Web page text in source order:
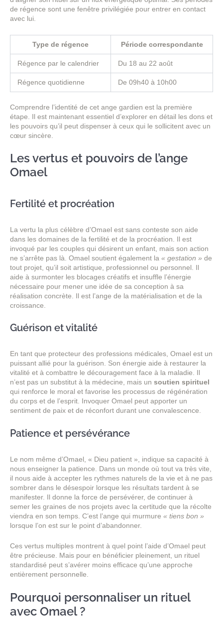
de régence sont une fenêtre privilégiée pour entrer en contact
avec lui.
Type de régence Période correspondante
Régence par le calendrier Du 18 au 22 août
Régence quotidienne De 09h40 à 10h00
Comprendre l’identité de cet ange gardien est la première
étape. Il est maintenant essentiel d’explorer en détail les dons et
les pouvoirs qu’il peut dispenser à ceux qui le sollicitent avec un
cœur sincère.
Les vertus et pouvoirs de l’ange
Omael
Fertilité et procréation
La vertu la plus célèbre d’Omael est sans conteste son aide
dans les domaines de la fertilité et de la procréation. Il est
invoqué par les couples qui désirent un enfant, mais son action
ne s’arrête pas là. Omael soutient également la « gestation » de
tout projet, qu’il soit artistique, professionnel ou personnel. Il
aide à surmonter les blocages créatifs et insuffle l’énergie
nécessaire pour mener une idée de sa conception à sa
réalisation concrète. Il est l’ange de la matérialisation et de la
croissance.
Guérison et vitalité
En tant que protecteur des professions médicales, Omael est un
puissant allié pour la guérison. Son énergie aide à restaurer la
vitalité et à combattre le découragement face à la maladie. Il
n’est pas un substitut à la médecine, mais un soutien spirituel
qui renforce le moral et favorise les processus de régénération
du corps et de l’esprit. Invoquer Omael peut apporter un
sentiment de paix et de réconfort durant une convalescence.
Patience et persévérance
Le nom même d’Omael, « Dieu patient », indique sa capacité à
nous enseigner la patience. Dans un monde où tout va très vite,
il nous aide à accepter les rythmes naturels de la vie et à ne pas
sombrer dans le désespoir lorsque les résultats tardent à se
manifester. Il donne la force de persévérer, de continuer à
semer les graines de nos projets avec la certitude que la récolte
viendra en son temps. C’est l’ange qui murmure « tiens bon »
lorsque l’on est sur le point d’abandonner.
Ces vertus multiples montrent à quel point l’aide d’Omael peut
être précieuse. Mais pour en bénéficier pleinement, un rituel
standardisé peut s’avérer moins efficace qu’une approche
entièrement personnelle.
Pourquoi personnaliser un rituel
avec Omael ?